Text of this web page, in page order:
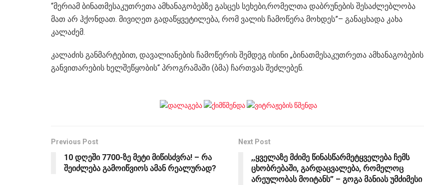
“მერიამ ბინათმესაკუთრეთა ამხანაგობებზე გასცეს სეხები,რომელთა დაბრუნების შესაძლებლობა
მათ არ ჰქონდათ. მივიღეთ გადაწყვეტილება, რომ ვალის ჩამოწერა მოხდეს”– განაცხადა კახა
კალაძემ.
კალაძის განმარტებით, დავალიანების ჩამოწერის შემდეგ ისინი „ბინათმესაკუთრეთა ამხანაგობების
განვითარების ხელშეწყობის“ პროგრამაში (ბმა) ჩართვას შეძლებენ.
Previous Post
10 დღეში 7700-ზე მეტი მიწისძვრა! – რა
შეიძლება გამოიწვიოს ამან რეალურად?
Next Post
,,ყველაზე მძიმე წინასწარმეტყველება ჩემს
ცხობრებაში, გარდაცვალება, რომელოც
არეულობას მოიტანს” – გოგა მანიას უმძიმესი